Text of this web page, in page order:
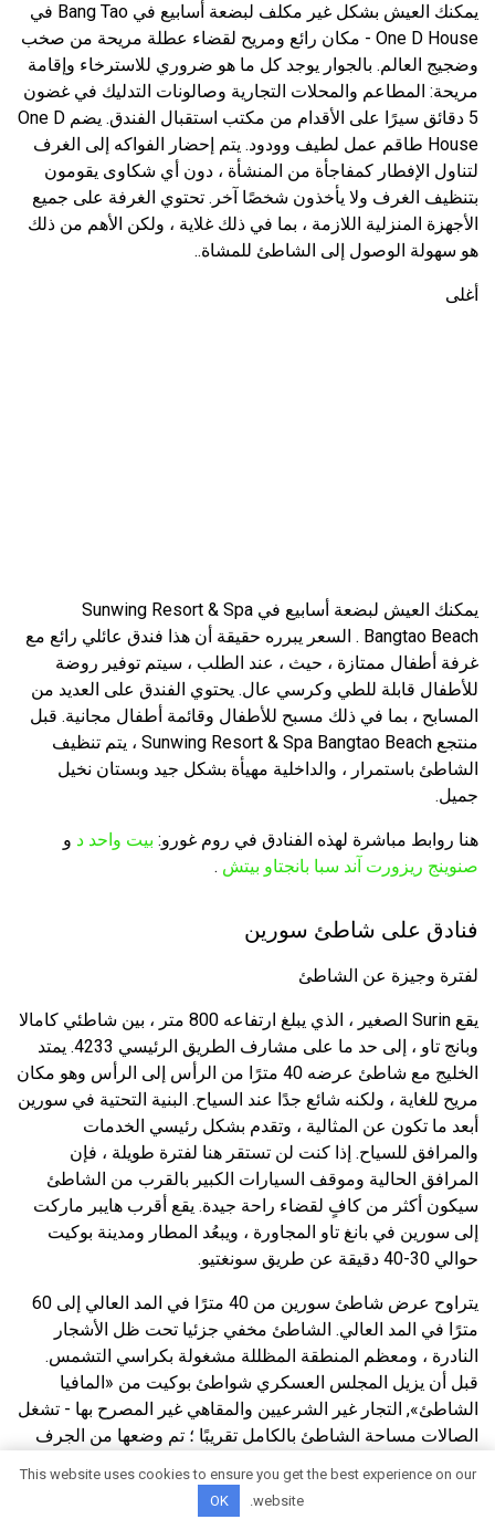
يمكنك العيش بشكل غير مكلف لبضعة أسابيع في Bang Tao في
One D House - مكان رائع ومريح لقضاء عطلة مريحة من صخب
وضجيج العالم. بالجوار يوجد كل ما هو ضروري للاسترخاء وإقامة
مريحة: المطاعم والمحلات التجارية وصالونات التدليك في غضون
5 دقائق سيرًا على الأقدام من مكتب استقبال الفندق. يضم One D
House طاقم عمل لطيف وودود. يتم إحضار الفواكه إلى الغرف
لتناول الإفطار كمفاجأة من المنشأة ، دون أي شكاوى يقومون
بتنظيف الغرف ولا يأخذون شخصًا آخر. تحتوي الغرفة على جميع
الأجهزة المنزلية اللازمة ، بما في ذلك غلاية ، ولكن الأهم من ذلك
هو سهولة الوصول إلى الشاطئ للمشاة..
أغلى
يمكنك العيش لبضعة أسابيع في Sunwing Resort & Spa
Bangtao Beach . السعر يبرره حقيقة أن هذا فندق عائلي رائع مع
غرفة أطفال ممتازة ، حيث ، عند الطلب ، سيتم توفير روضة
للأطفال قابلة للطي وكرسي عال. يحتوي الفندق على العديد من
المسابح ، بما في ذلك مسبح للأطفال وقائمة أطفال مجانية. قبل
منتجع Sunwing Resort & Spa Bangtao Beach ، يتم تنظيف
الشاطئ باستمرار ، والداخلية مهيأة بشكل جيد وبستان نخيل
جميل.
هنا روابط مباشرة لهذه الفنادق في روم غورو: بيت واحد د و
صنوينج ريزورت آند سبا بانجتاو بيتش .
فنادق على شاطئ سورين
لفترة وجيزة عن الشاطئ
يقع Surin الصغير ، الذي يبلغ ارتفاعه 800 متر ، بين شاطئي كامالا
وبانج تاو ، إلى حد ما على مشارف الطريق الرئيسي 4233. يمتد
الخليج مع شاطئ عرضه 40 مترًا من الرأس إلى الرأس وهو مكان
مريح للغاية ، ولكنه شائع جدًا عند السياح. البنية التحتية في سورين
أبعد ما تكون عن المثالية ، وتقدم بشكل رئيسي الخدمات
والمرافق للسياح. إذا كنت لن تستقر هنا لفترة طويلة ، فإن
المرافق الحالية وموقف السيارات الكبير بالقرب من الشاطئ
سيكون أكثر من كافٍ لقضاء راحة جيدة. يقع أقرب هايبر ماركت
إلى سورين في بانغ تاو المجاورة ، ويبعُد المطار ومدينة بوكيت
حوالي 30-40 دقيقة عن طريق سونغتيو.
يتراوح عرض شاطئ سورين من 40 مترًا في المد العالي إلى 60
مترًا في المد العالي. الشاطئ مخفي جزئيا تحت ظل الأشجار
النادرة ، ومعظم المنطقة المظللة مشغولة بكراسي التشمس.
قبل أن يزيل المجلس العسكري شواطئ بوكيت من «المافيا
الشاطئ», التجار غير الشرعيين والمقاهي غير المصرح بها - تشغل
الصالات مساحة الشاطئ بالكامل تقريبًا ؛ تم وضعها من الجرف
أكثر حرية ، ولا تتدخل الأعمال التجارية الصغيرة المحلية في
المشي على الرمال الناعمة. المنحدر الساحلي في سورين حاد
This website uses cookies to ensure you get the best experience on our
website.
OK